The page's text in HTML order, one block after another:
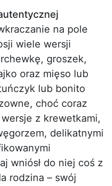
na pole
wiele wersji
groszek,
oraz mięso lub
lub bonito
choć coraz
z krewetkami,
delikatnymi
wniósł do niej coś z
rodzina – swój